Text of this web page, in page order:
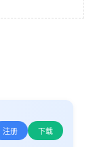
注册 下载